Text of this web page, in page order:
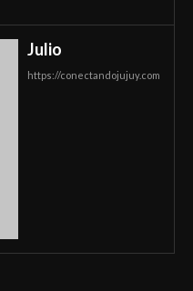
Julio
https://conectandojujuy.com